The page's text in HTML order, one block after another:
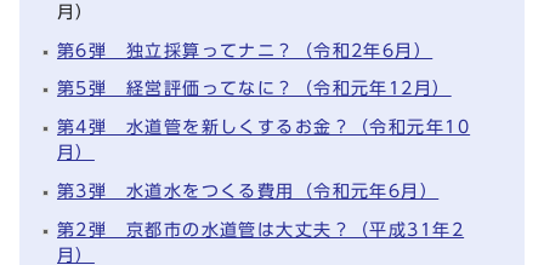
月）
第6弾 独立採算ってナニ？（令和2年6月）
第5弾 経営評価ってなに？（令和元年12月）
第4弾 水道管を新しくするお金？（令和元年10
月）
第3弾 水道水をつくる費用（令和元年6月）
第2弾 京都市の水道管は大丈夫？（平成31年2
月）